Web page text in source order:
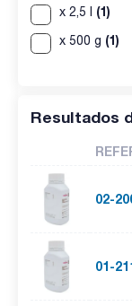
x 2,5 l (1)
x 500 g (1)
Resultados
02-
01-